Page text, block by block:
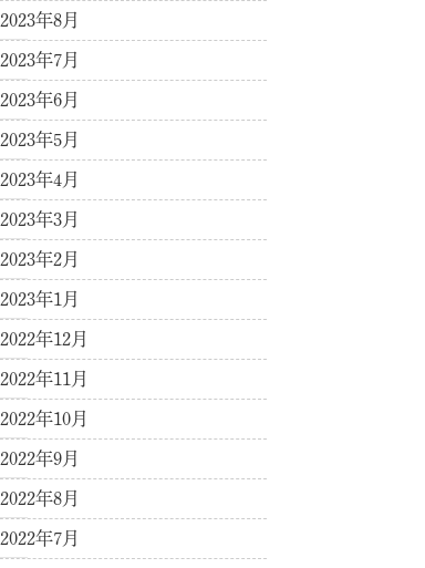
2023年8月
2023年7月
2023年6月
2023年5月
2023年4月
2023年3月
2023年2月
2023年1月
2022年12月
2022年11月
2022年10月
2022年9月
2022年8月
2022年7月